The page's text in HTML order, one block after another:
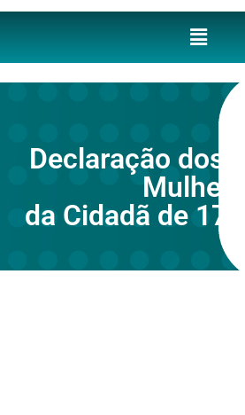
Declaração dos
Mulher e
da Cidadã de